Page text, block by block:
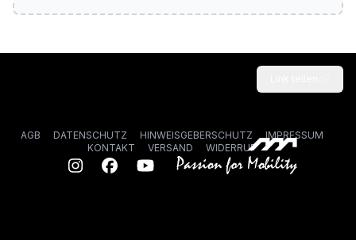
AGB DATENSCHUTZ HINWEISGEBERSCHUTZ
IMPRESSUM
KONTAKT
VERSAND WIDERRUF